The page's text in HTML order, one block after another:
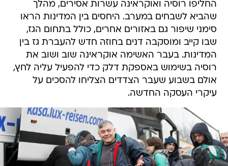
החליפו רוסיה ואוקראינה עשרות אסירים, מהלך
שהביא לשבחים במערב. היחסים בין המדינות הראו
סימני שיפור גם באזורים אחרים, כולל בתחום הגז,
שבו קייב ומוסקבה דנים בחוזה חדש להעברת גז בין
המדינות. בעבר האשימה אוקראינה שוב ושוב את
רוסיה בשימוש באספקת דלק כדי להפעיל עליה לחץ,
אולם בשבוע שעבר הצדדים הצליחו להסכים על
עיקרי העסקה החדשה.